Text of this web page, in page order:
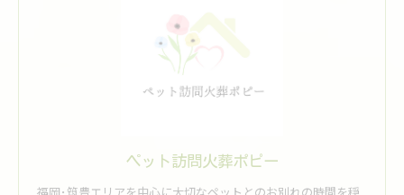
ペット訪問火葬ポピー